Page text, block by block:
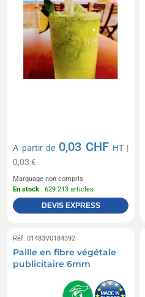
A partir de 0,03 CHF HT|
0,03 €
Marquage non compris
En stock : 629 213 articles
DEVIS EXPRESS
Réf. 01483V0184392
Paille en fibre végétale
publicitaire 6mm